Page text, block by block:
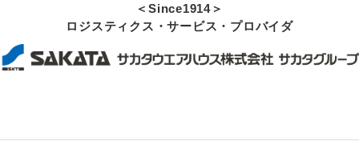
＜Since1914＞
ロジスティクス・サービス・プロバイダ